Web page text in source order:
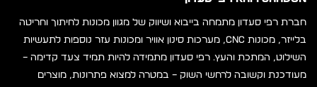
חברת רפי סעדון מתמחה בייבוא ושיווק של מגוון מכונות לחיתוך וחריטה
בלייזר, מכונות CNC, מערכות סינון אוויר ומכונות עזר נוספות לתעשיות
השילוט, המתכת והעץ. רפי סעדון מתמידה להיות תמיד צעד קדימה –
מעודכנת וקשובה לרחשי השוק – במטרה למצוא פתרונות, מוצרים